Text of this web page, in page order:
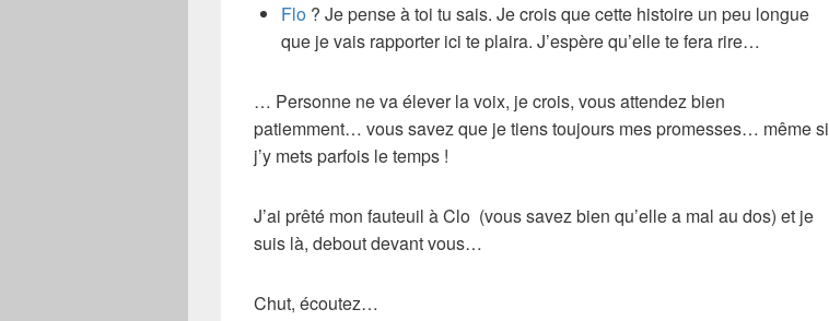
Flo ? Je pense à toi tu sais. Je crois que cette histoire un peu longue
que je vais rapporter ici te plaira. J’espère qu’elle te fera rire…
… Personne ne va élever la voix, je crois, vous attendez bien
patiemment… vous savez que je tiens toujours mes promesses… même si
j’y mets parfois le temps !
J’ai prêté mon fauteuil à Clo (vous savez bien qu’elle a mal au dos) et je
suis là, debout devant vous…
Chut, écoutez…